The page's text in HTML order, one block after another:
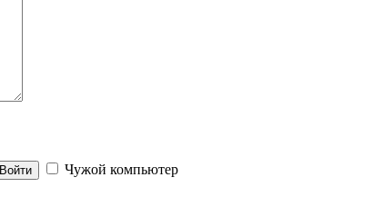
Войти
Чужой компьютер